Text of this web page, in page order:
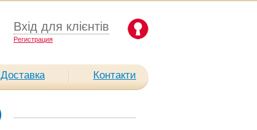
Вхід для клієнтів
Pегистрация
Доставка Контакти